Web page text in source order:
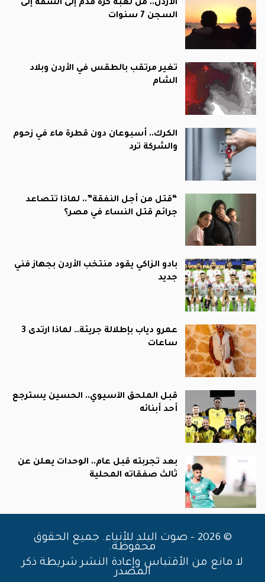
الأردن.. من لعبة كرة قدم إلى الشقة إلى
السجن 7 سنوات
تغير مرتقب بالطقس في الأردن وبلاد
الشام
الكرك.. أسبوعان دون قطرة ماء في زحوم
والشركة ترد
“قتل من أجل النفقة”.. لماذا تتصاعد
جرائم قتل النساء في مصر؟
بادو الزاكي يقود منتخب الأردن بجهاز فني
جديد
عمرو دياب بإطلالة جريئة… لماذا ارتدى 3
ساعات
قبل الملحق الآسيوي.. الحسين يسترجع
أحد أبنائه
بعد تجربته قبل عام.. الوحدات يعلن عن
ثالث صفقاته المحلية
© 2026 - صوت البلد للأنباء. جميع الحقوق
محفوظة.
لا مانع من الأقتباس وإعادة النشر شريطة ذكر
المصدر